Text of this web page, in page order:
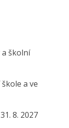
a školní
a ve
8. 2027